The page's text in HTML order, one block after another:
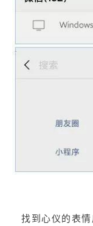
找到心仪的表